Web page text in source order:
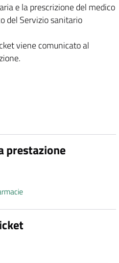
e la prescrizione del medico
del Servizio sanitario
viene comunicato al
prestazione